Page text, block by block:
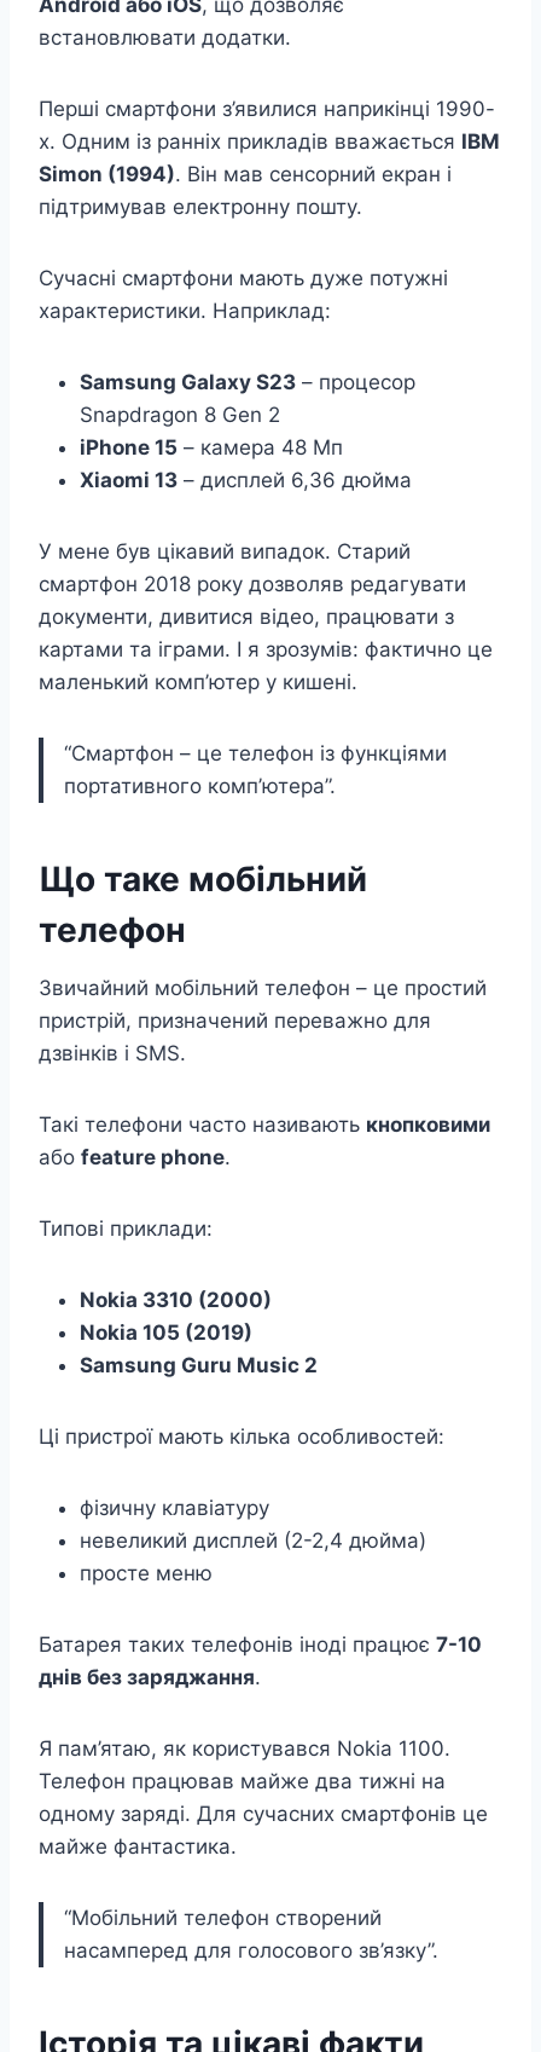
Android або iOS, що дозволяє
встановлювати додатки.
Перші смартфони з’явилися наприкінці 1990-
х. Одним із ранніх прикладів вважається IBM
Simon (1994). Він мав сенсорний екран і
підтримував електронну пошту.
Сучасні смартфони мають дуже потужні
характеристики. Наприклад:
Samsung Galaxy S23 – процесор
Snapdragon 8 Gen 2
iPhone 15 – камера 48 Мп
Xiaomi 13 – дисплей 6,36 дюйма
У мене був цікавий випадок. Старий
смартфон 2018 року дозволяв редагувати
документи, дивитися відео, працювати з
картами та іграми. І я зрозумів: фактично це
маленький комп’ютер у кишені.
“Смартфон – це телефон із функціями
портативного комп’ютера”.
Що таке мобільний
телефон
Звичайний мобільний телефон – це простий
пристрій, призначений переважно для
дзвінків і SMS.
Такі телефони часто називають кнопковими
або feature phone.
Типові приклади:
Nokia 3310 (2000)
Nokia 105 (2019)
Samsung Guru Music 2
Ці пристрої мають кілька особливостей:
фізичну клавіатуру
невеликий дисплей (2-2,4 дюйма)
просте меню
Батарея таких телефонів іноді працює 7-10
днів без заряджання.
Я пам’ятаю, як користувався Nokia 1100.
Телефон працював майже два тижні на
одному заряді. Для сучасних смартфонів це
майже фантастика.
“Мобільний телефон створений
насамперед для голосового зв’язку”.
Історія та цікаві факти